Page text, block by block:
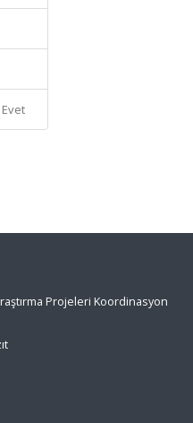
Evet
Projeleri Koordinasyon